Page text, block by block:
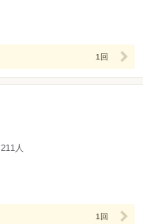
1回
211人
1回